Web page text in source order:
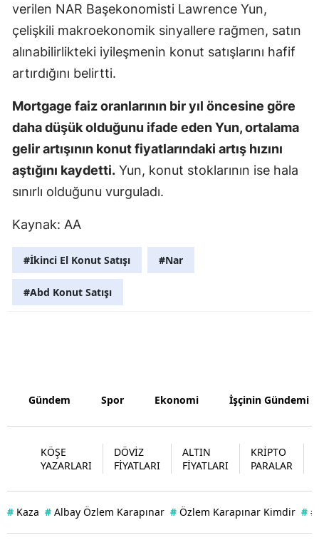
Kars
Kastamonu
Kırklareli
Kırşehir
Kocaeli
Muş
Nevşehir
Niğde
Rize
verilen NAR Başekonomisti Lawrence Yun,
çelişkili makroekonomik sinyallere rağmen, satın
alınabilirlikteki iyileşmenin konut satışlarını hafif
artırdığını belirtti.
Mortgage faiz oranlarının bir yıl öncesine göre
daha düşük olduğunu ifade eden Yun, ortalama
gelir artışının konut fiyatlarındaki artış hızını
aştığını kaydetti. Yun, konut stoklarının ise hala
sınırlı olduğunu vurguladı.
Kaynak: AA
#İkinci El Konut Satışı #Nar
#Abd Konut Satışı
Gündem Spor Ekonomi İşçinin Gündemi
KÖŞE
YAZARLARI
DÖVİZ
FİYATLARI
ALTIN
FİYATLARI
KRİPTO
PARALAR
# Kaza # Albay Özlem Karapınar # Özlem Karapınar Kimdir #